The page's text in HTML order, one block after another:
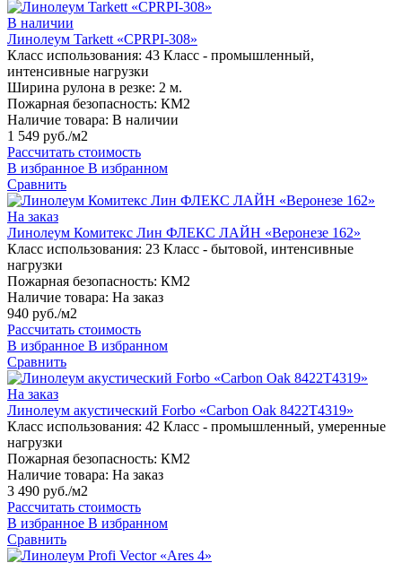
В наличии
Линолеум Tarkett «CPRPI-308»
Класс использования: 43 Класс - промышленный,
интенсивные нагрузки
Ширина рулона в резке: 2 м.
Пожарная безопасность: КМ2
Наличие товара: В наличии
1 549 руб./м2
Рассчитать стоимость
В избранное В избранном
Сравнить
На заказ
Линолеум Комитекс Лин ФЛЕКС ЛАЙН «Веронезе 162»
Класс использования: 23 Класс - бытовой, интенсивные
нагрузки
Пожарная безопасность: КМ2
Наличие товара: На заказ
940 руб./м2
Рассчитать стоимость
В избранное В избранном
Сравнить
На заказ
Линолеум акустический Forbo «Carbon Oak 8422T4319»
Класс использования: 42 Класс - промышленный, умеренные
нагрузки
Пожарная безопасность: КМ2
Наличие товара: На заказ
3 490 руб./м2
Рассчитать стоимость
В избранное В избранном
Сравнить